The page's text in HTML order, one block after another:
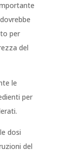
per
del
le
per
dosi
del